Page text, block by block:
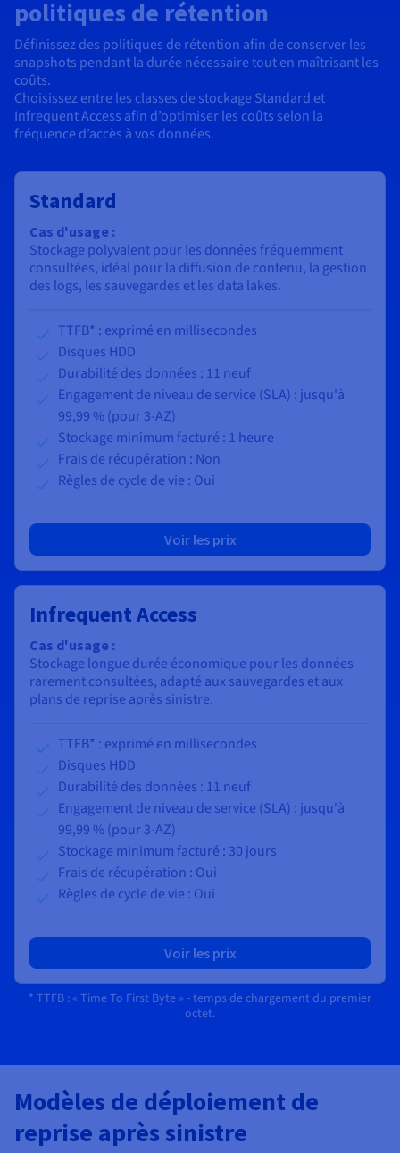
politiques de rétention
Définissez des politiques de rétention afin de conserver les
snapshots pendant la durée nécessaire tout en maîtrisant les
coûts.
Choisissez entre les classes de stockage Standard et
Infrequent Access afin d’optimiser les coûts selon la
fréquence d’accès à vos données.
Standard
Cas d'usage :
Stockage polyvalent pour les données fréquemment
consultées, idéal pour la diffusion de contenu, la gestion
des logs, les sauvegardes et les data lakes.
TTFB* : exprimé en millisecondes
Disques HDD
Durabilité des données : 11 neuf
Engagement de niveau de service (SLA) : jusqu'à
99,99 % (pour 3-AZ)
Stockage minimum facturé : 1 heure
Frais de récupération : Non
Règles de cycle de vie : Oui
Voir les prix
Infrequent Access
Cas d'usage :
Stockage longue durée économique pour les données
rarement consultées, adapté aux sauvegardes et aux
plans de reprise après sinistre.
TTFB* : exprimé en millisecondes
Disques HDD
Durabilité des données : 11 neuf
Engagement de niveau de service (SLA) : jusqu'à
99,99 % (pour 3-AZ)
Stockage minimum facturé : 30 jours
Frais de récupération : Oui
Règles de cycle de vie : Oui
Voir les prix
* TTFB : « Time To First Byte » - temps de chargement du premier
octet.
Modèles de déploiement de
reprise après sinistre